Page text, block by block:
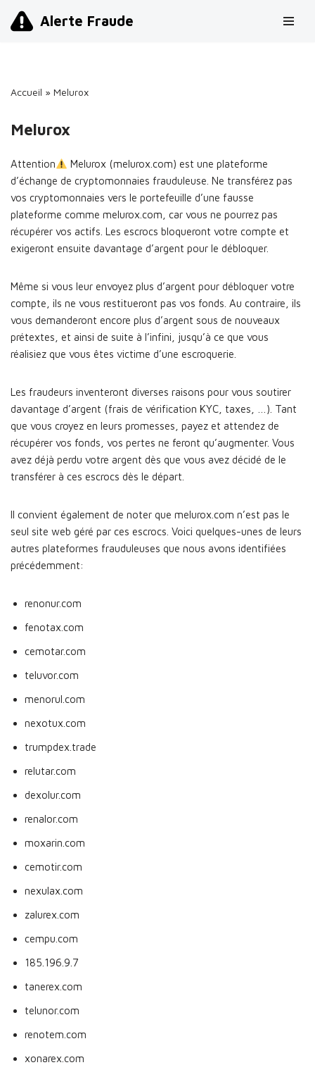
Alerte Fraude
Accueil » Melurox
Melurox
Attention
Melurox (melurox.com) est une plateforme
d’échange de cryptomonnaies frauduleuse. Ne transférez pas
vos cryptomonnaies vers le portefeuille d’une fausse
plateforme comme melurox.com, car vous ne pourrez pas
récupérer vos actifs. Les escrocs bloqueront votre compte et
exigeront ensuite davantage d’argent pour le débloquer.
Même si vous leur envoyez plus d’argent pour débloquer votre
compte, ils ne vous restitueront pas vos fonds. Au contraire, ils
vous demanderont encore plus d’argent sous de nouveaux
prétextes, et ainsi de suite à l’infini, jusqu’à ce que vous
réalisiez que vous êtes victime d’une escroquerie.
Les fraudeurs inventeront diverses raisons pour vous soutirer
davantage d’argent (frais de vérification KYC, taxes, …). Tant
que vous croyez en leurs promesses, payez et attendez de
récupérer vos fonds, vos pertes ne feront qu’augmenter. Vous
avez déjà perdu votre argent dès que vous avez décidé de le
transférer à ces escrocs dès le départ.
Il convient également de noter que melurox.com n’est pas le
seul site web géré par ces escrocs. Voici quelques-unes de leurs
autres plateformes frauduleuses que nous avons identifiées
précédemment:
renonur.com
fenotax.com
cemotar.com
teluvor.com
menorul.com
nexotux.com
trumpdex.trade
relutar.com
dexolur.com
renalor.com
moxarin.com
cemotir.com
nexulax.com
zalurex.com
cempu.com
185.196.9.7
tanerex.com
telunor.com
renotem.com
xonarex.com